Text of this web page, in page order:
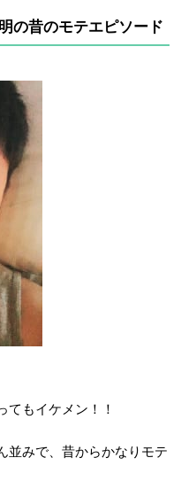
の昔のモテエピソード
てもイケメン！！
並みで、昔からかなりモテ